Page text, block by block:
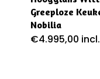
Greeploze
Nobilia
€4.995,00